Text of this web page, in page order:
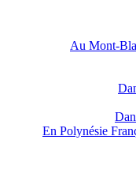
Au Mont-
En Polynésie